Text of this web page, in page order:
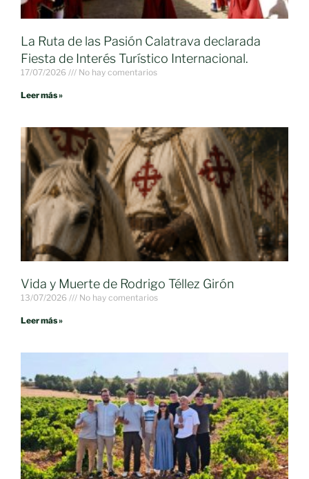
La Ruta de las Pasión Calatrava declarada
Fiesta de Interés Turístico Internacional.
17/07/2026 No hay comentarios
Leer más »
Vida y Muerte de Rodrigo Téllez Girón
13/07/2026 No hay comentarios
Leer más »